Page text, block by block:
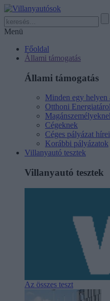
Menü
Főoldal
Állami támogatás
Állami támogatás
Minden egy
Otthoni
Cégeknek
Céges pályázat hírei
Korábbi pályázatok
Villanyautó tesztek
Villanyautó tesztek
Az összes teszt